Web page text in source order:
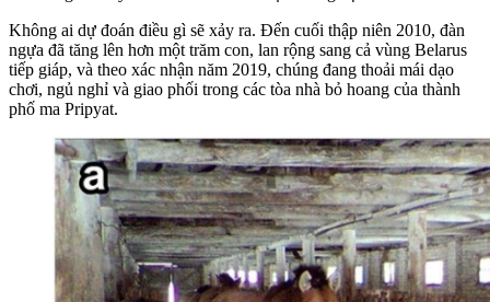
Không ai dự đoán điều gì sẽ xảy ra. Đến cuối thập niên 2010, đàn
ngựa đã tăng lên hơn một trăm con, lan rộng sang cả vùng Belarus
tiếp giáp, và theo xác nhận năm 2019, chúng đang thoải mái dạo
chơi, ngủ nghỉ và giao phối trong các tòa nhà bỏ hoang của thành
phố ma Pripyat.